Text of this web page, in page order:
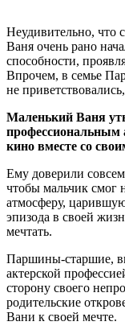
Неудивительно, что
Ваня очень рано
способности,
Впрочем, в семье
не
Маленький Ваня
профессиональным
кино вместе со
Ему доверили
чтобы мальчик смог
атмосферу,
эпизода в своей
мечтать.
Паршины-старшие,
актерской
сторону своего
родительские
Вани к своей мечте.